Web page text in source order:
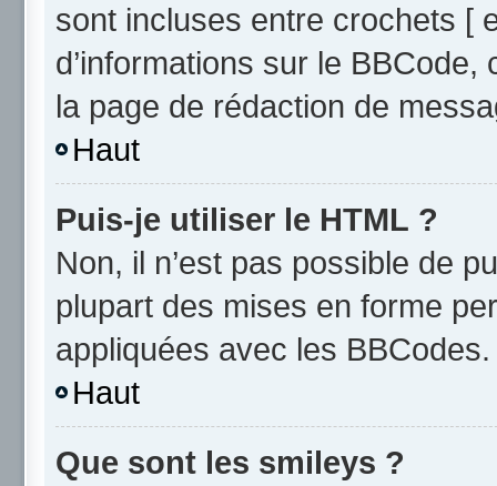
sont incluses entre crochets [
d’informations sur le
la page de rédaction de
Haut
Puis-je utiliser le HTML ?
Non, il n’est pas possible de
plupart des mises en forme
appliquées avec les BBCodes.
Haut
Que sont les smileys ?